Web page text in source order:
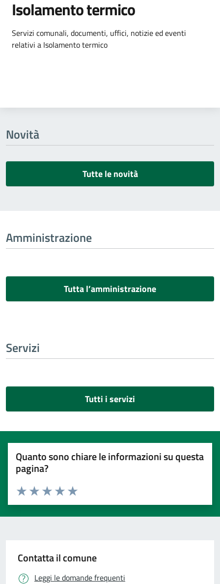
Isolamento termico
Dettagli dell'argomento
Servizi comunali, documenti, uffici, notizie ed eventi
relativi a Isolamento termico
Novità
Tutte le novità
Amministrazione
Tutta l’amministrazione
Servizi
Tutti i servizi
Quanto sono chiare le informazioni su questa
pagina?
Valuta 5 stelle su 5
Valuta 4 stelle su 5
Valuta 3 stelle su 5
Valuta 2 stelle su 5
Valuta 1 stelle su 5
Contatta il comune
Leggi le domande frequenti